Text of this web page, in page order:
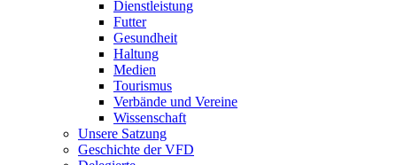
Dienstleistung
Futter
Gesundheit
Haltung
Medien
Tourismus
Verbände und Vereine
Wissenschaft
Unsere Satzung
Geschichte der VFD